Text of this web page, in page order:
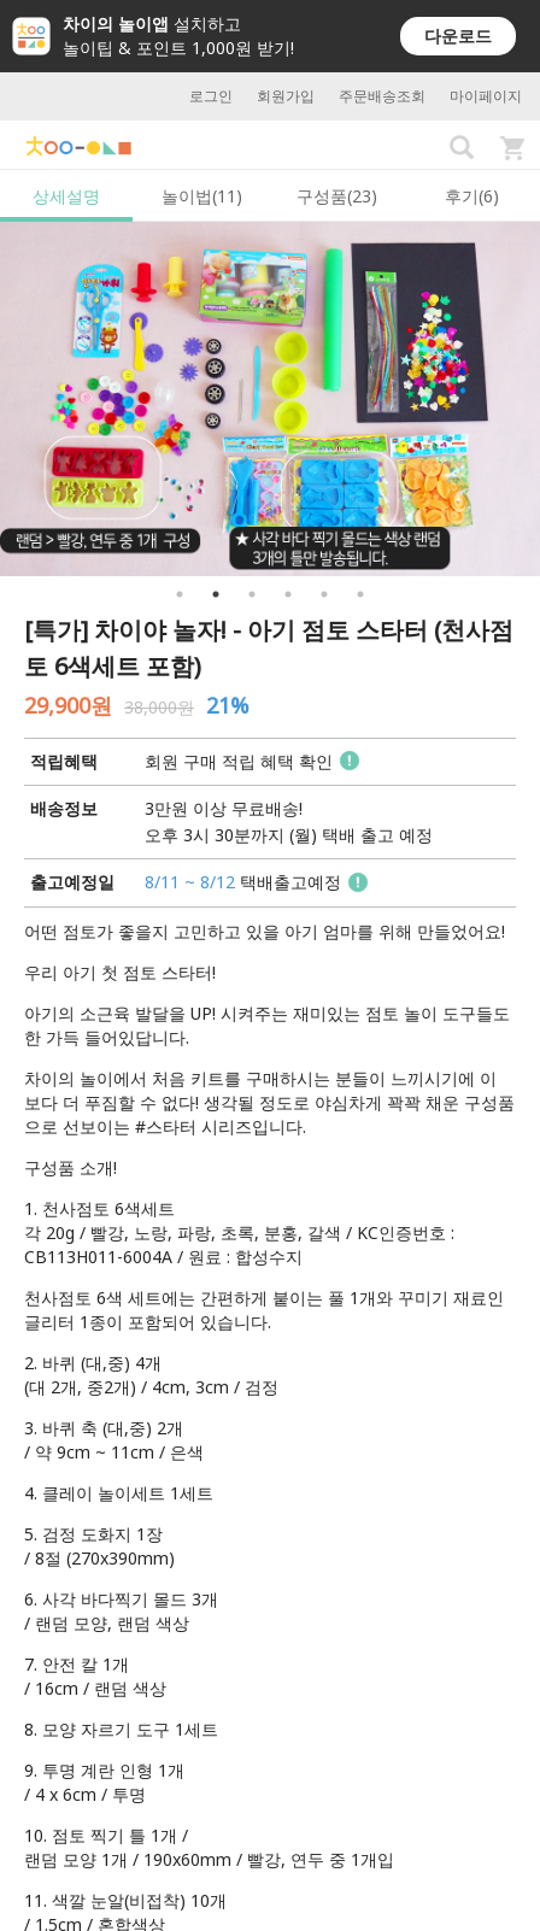
차이의 놀이앱 설치하고
놀이팁 & 포인트 1,000원 받기!
다운로드
로그인 회원가입 주문배송조회 마이페이지
상세설명 놀이법(11) 구성품(23) 후기(6)
[특가] 차이야 놀자! - 아기 점토 스타터 (천사점
토 6색세트 포함)
29,900원 38,000원 21%
적립혜택 회원 구매 적립 혜택 확인
배송정보
3만원 이상 무료배송!
오후 3시 30분까지 (월) 택배 출고 예정
출고예정일 8/11 ~ 8/12 택배출고예정
어떤 점토가 좋을지 고민하고 있을 아기 엄마를 위해 만들었어요!
우리 아기 첫 점토 스타터!
아기의 소근육 발달을 UP! 시켜주는 재미있는 점토 놀이 도구들도
한 가득 들어있답니다.
차이의 놀이에서 처음 키트를 구매하시는 분들이 느끼시기에 이
보다 더 푸짐할 수 없다! 생각될 정도로 야심차게 꽉꽉 채운 구성품
으로 선보이는 #스타터 시리즈입니다.
구성품 소개!
1. 천사점토 6색세트
각 20g / 빨강, 노랑, 파랑, 초록, 분홍, 갈색 / KC인증번호 :
CB113H011-6004A / 원료 : 합성수지
천사점토 6색 세트에는 간편하게 붙이는 풀 1개와 꾸미기 재료인
글리터 1종이 포함되어 있습니다.
2. 바퀴 (대,중) 4개
(대 2개, 중2개) / 4cm, 3cm / 검정
3. 바퀴 축 (대,중) 2개
/ 약 9cm ~ 11cm / 은색
4. 클레이 놀이세트 1세트
5. 검정 도화지 1장
/ 8절 (270x390mm)
6. 사각 바다찍기 몰드 3개
/ 랜덤 모양, 랜덤 색상
7. 안전 칼 1개
/ 16cm / 랜덤 색상
8. 모양 자르기 도구 1세트
9. 투명 계란 인형 1개
/ 4 x 6cm / 투명
10. 점토 찍기 틀 1개 /
랜덤 모양 1개 / 190x60mm / 빨강, 연두 중 1개입
11. 색깔 눈알(비접착) 10개
/ 1.5cm / 혼합색상